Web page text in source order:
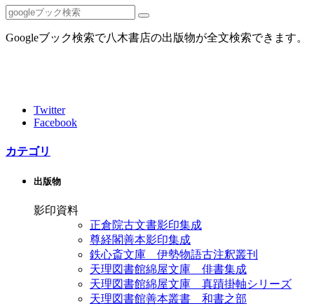
Googleブック検索で八木書店の出版物が全文検索できます。
Twitter
Facebook
カテゴリ
出版物
影印資料
正倉院古文書影印集成
尊経閣善本影印集成
鉄心斎文庫 伊勢物語古注釈叢刊
天理図書館綿屋文庫 俳書集成
天理図書館綿屋文庫 真蹟掛軸シリーズ
天理図書館善本叢書 和書之部